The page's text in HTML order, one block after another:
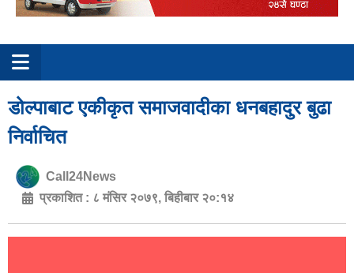
डोल्पाबाट एकीकृत समाजवादीका धनबहादुर बुढा
निर्वाचित
Call24News
प्रकाशित : ८ मंसिर २०७९, बिहीबार २०:१४